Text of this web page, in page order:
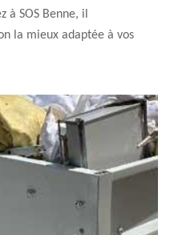
à SOS Benne, il
la mieux adaptée à vos